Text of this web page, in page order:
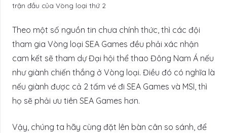
trận đầu của Vòng loại thứ 2
Theo một số nguồn tin chưa chính thức, thì các đội
tham gia Vòng loại SEA Games đều phải xác nhận
cam kết sẽ tham dự Đại hội thể thao Đông Nam Á nếu
như giành chiến thắng ở Vòng loại. Điều đó có nghĩa là
nếu giành được cả 2 tấm vé đi SEA Games và MSI, thì
họ sẽ phải ưu tiên SEA Games hơn.
Vậy, chúng ta hãy cùng đặt lên bàn cân so sánh, để